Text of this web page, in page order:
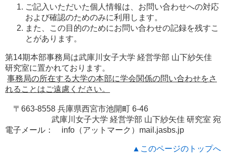
ご記入いただいた個人情報は、お問い合わせへの対応
および確認のためのみに利用します。
また、この目的のためにお問い合わせの記録を残すこ
とがあります。
第14期本部事務局は武庫川女子大学 経営学部 山下紗矢佳
研究室に置かれております。
事務局の所在する大学の本部に学会関係の問い合わせをさ
れることはご遠慮ください。
〒663-8558 兵庫県西宮市池開町 6-46
武庫川女子大学 経営学部 山下紗矢佳 研究室 宛
電子メール： info（アットマーク）mail.jasbs.jp
▲このページのトップへ